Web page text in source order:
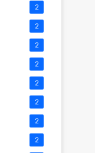
2
2
2
2
2
2
2
2